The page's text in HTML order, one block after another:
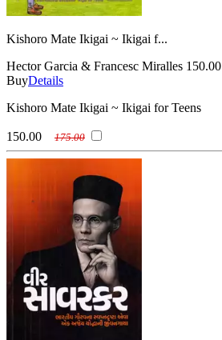
Kishoro Mate Ikigai ~ Ikigai f...
Hector Garcia & Francesc Miralles 150.00
BuyDetails
Kishoro Mate Ikigai ~ Ikigai for Teens
150.00 175.00